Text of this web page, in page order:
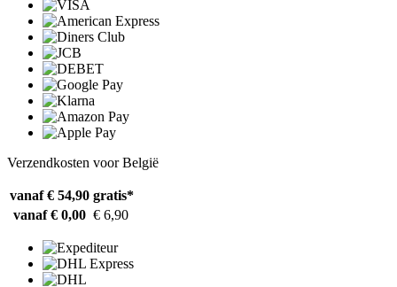
Verzendkosten voor België
vanaf € 54,90 gratis*
vanaf € 0,00 € 6,90